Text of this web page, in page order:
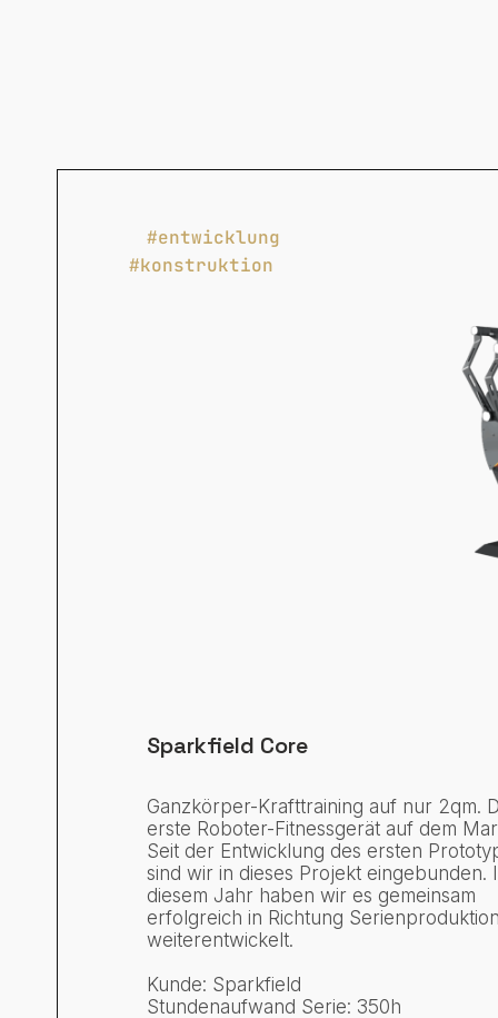
#entwicklung
#konstruktion
Sparkfield Core
Ganzkörper-Krafttraining auf nur 2qm.
erste Roboter-Fitnessgerät auf dem
Seit der Entwicklung des ersten
sind wir in dieses Projekt eingebunden.
diesem Jahr haben wir es gemeinsam
erfolgreich in Richtung
weiterentwickelt.
Kunde: Sparkfield
Stundenaufwand Serie: 350h